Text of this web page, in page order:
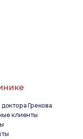
Грекова
клиенты